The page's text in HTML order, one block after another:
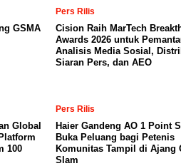
GSMA
Pers Rilis
Cision Raih MarTech
Awards 2026 untuk
Analisis Media Sosial,
Siaran Pers, dan AEO
Global
100
Pers Rilis
Haier Gandeng AO 1 Point
Buka Peluang bagi Petenis
Komunitas Tampil di Ajang
Slam